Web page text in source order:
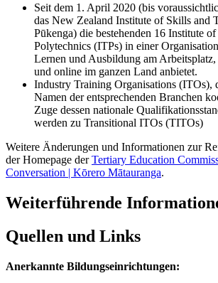
Seit dem 1. April 2020 (bis
das New Zealand Institute of Skills and
Pūkenga) die bestehenden 16 Institute
Polytechnics (ITPs) in einer
Lernen und Ausbildung am
und online im ganzen Land anbietet.
Industry Training Organisations (ITOs),
Namen der entsprechenden Branchen
Zuge dessen nationale
werden zu Transitional ITOs (TITOs)
Weitere Änderungen und Informationen zur
der Homepage derTertiary Education
Conversation | Kōrero Mātauranga.
Weiterführende
Quellen und Links
Anerkannte Bildungseinrichtungen: